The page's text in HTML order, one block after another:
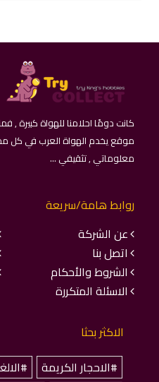
موقع يخدم الهواة العرب في كل
معلوماتي , تثقيفي ...
روابط هامة/سريعة
عن الشركة
اتصل بنا
الشروط والأحكام
الاسئلة المتكررة
الاكثر بحثا
#الاحجار الكريمة